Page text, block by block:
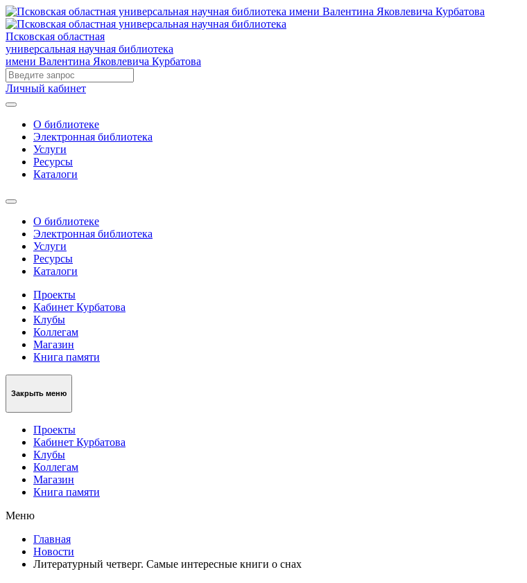
Псковская областная
универсальная научная библиотека
имени Валентина Яковлевича Курбатова
Личный кабинет
О библиотеке
Электронная библиотека
Услуги
Ресурсы
Каталоги
О библиотеке
Электронная библиотека
Услуги
Ресурсы
Каталоги
Проекты
Кабинет Курбатова
Клубы
Коллегам
Магазин
Книга памяти
Закрыть меню
Проекты
Кабинет Курбатова
Клубы
Коллегам
Магазин
Книга памяти
Меню
Главная
Новости
Литературный четверг. Самые интересные книги о снах